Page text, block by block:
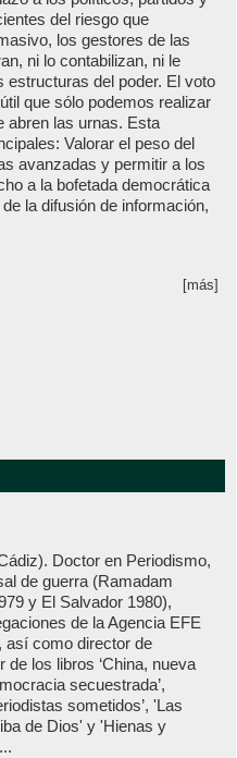
del riesgo que
los gestores de las
ni lo contabilizan, ni le
estructuras del poder. El voto
que sólo podemos realizar
abren las urnas. Esta
Valorar el peso del
avanzadas y permitir a los
a la bofetada democrática
la difusión de información,
[más]
Doctor en Periodismo,
de guerra (Ramadam
y El Salvador 1980),
de la Agencia EFE
así como director de
de los libros ‘China, nueva
secuestrada’,
sometidos’, 'Las
de Dios' y 'Hienas y